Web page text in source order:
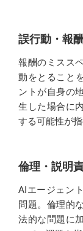
誤行動・報
報酬のミスス
動をとること
ントが自身の
生した場合に
する可能性が
倫理・説明
AIエージェン
問題。倫理的
法的な問題に